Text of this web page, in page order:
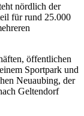
nördlich der
für rund 25.000
öffentlichen
Sportpark und
Neuaubing, der
Geltendorf